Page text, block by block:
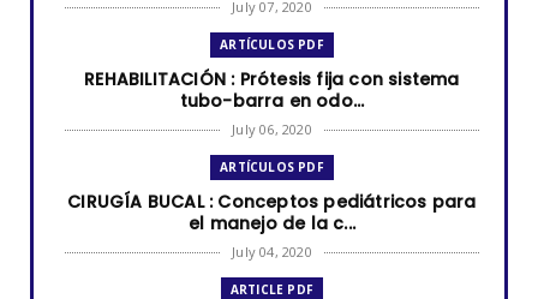
July 07, 2020
ARTÍCULOS PDF
REHABILITACIÓN : Prótesis fija con sistema
tubo-barra en odo...
July 06, 2020
ARTÍCULOS PDF
CIRUGÍA BUCAL : Conceptos pediátricos para
el manejo de la c...
July 04, 2020
ARTICLE PDF